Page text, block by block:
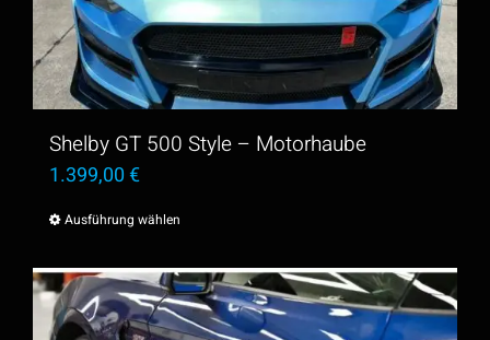
Shelby GT 500 Style – Motorhaube
1.399,00€
Ausführung wählen
Produkt
weist
mehrere